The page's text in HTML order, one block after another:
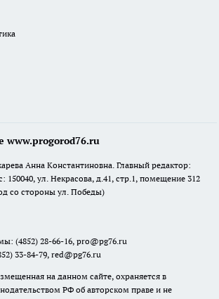
www.progorod76.ru
Анна Константиновна. Главный редактор:
150040, ул. Некрасова, д.41, стр.1, помещение 312
со стороны ул. Победы)
(4852) 28-66-16, pro@pg76.ru
33-84-79, red@pg76.ru
на данном сайте, охраняется в
РФ об авторском праве и не